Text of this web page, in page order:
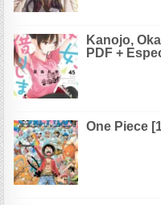
Kanojo,
PDF +
One Piece